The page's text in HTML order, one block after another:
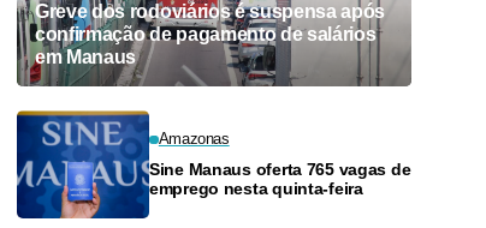
Greve dos rodoviários é suspensa após
confirmação de pagamento de salários
em Manaus
Amazonas
Sine Manaus oferta 765 vagas de
emprego nesta quinta-feira